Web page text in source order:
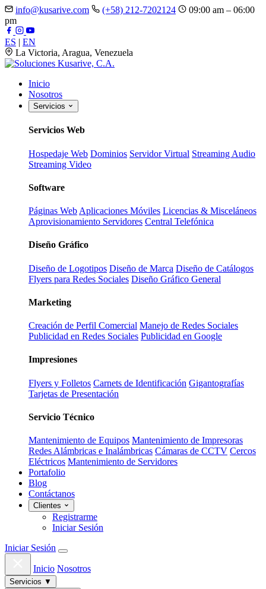
info@kusarive.com (+58) 212-7202124
09:00 am – 06:00
pm
ES | EN
La Victoria, Aragua, Venezuela
Inicio
Nosotros
Servicios
Servicios Web
Hospedaje Web Dominios Servidor Virtual Streaming Audio
Streaming Video
Software
Páginas Web Aplicaciones Móviles Licencias & Misceláneos
Aprovisionamiento Servidores Central Telefónica
Diseño Gráfico
Diseño de Logotipos Diseño de Marca Diseño de Catálogos
Flyers para Redes Sociales Diseño Gráfico General
Marketing
Creación de Perfil Comercial Manejo de Redes Sociales
Publicidad en Redes Sociales Publicidad en Google
Impresiones
Flyers y Folletos Carnets de Identificación Gigantografías
Tarjetas de Presentación
Servicio Técnico
Mantenimiento de Equipos Mantenimiento de Impresoras
Redes Alámbricas e Inalámbricas Cámaras de CCTV Cercos
Eléctricos Mantenimiento de Servidores
Portafolio
Blog
Contáctanos
Clientes
Registrarme
Iniciar Sesión
Iniciar Sesión
Inicio Nosotros
Servicios ▼